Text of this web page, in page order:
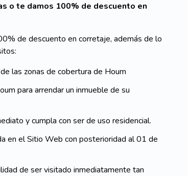
o te damos 100% de descuento en
de descuento en corretaje, además de lo
las zonas de cobertura de Houm
para arrendar un inmueble de su
y cumpla con ser de uso residencial.
en el Sitio Web con posterioridad al 01 de
de ser visitado inmediatamente tan